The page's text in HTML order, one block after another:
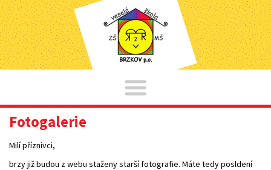
Fotogalerie
Milí příznivci,
brzy již budou z webu staženy starší fotografie. Máte tedy posldení